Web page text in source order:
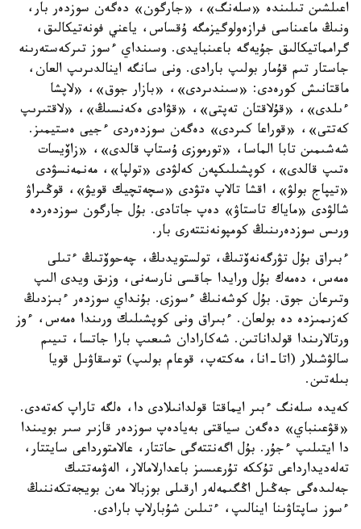
اعىلشىن تىلىندە «سلەنگ»، «جارگون» دەگەن سوزدەر بار،
ونىڭ ماعىناسى فرازەولوگيزمگە ۇقساس، ياعني فونەتيكالىق،
گرامماتيكالىق جۇيەگە باعىنبايدى. وسىنداي ءسوز تىركەستەرىنە
جاستار تىم قۇمار بولىپ بارادى. ونى سانگە اينالدىرىپ العان،
ماقتانىش كورەدى: «سىندىردى»، «بازار جوق»، «لاپشا
ءىلدى»، «قۇلاقتان تەپتى»، «قۋادى ەكەنسىڭ»، «لاقتىرىپ
كەتتى»، «قوراعا كىردى» دەگەن سوزدەردى ءجيى ەستيمىز.
شەشىمىن تابا الماسا، «تورموزى ۇستاپ قالدى»، «زاۆيسات
ەتىپ قالدى»، كوپشىلىكپەن كەلۋدى «تولپا»، مەنمەنسۋدى
«تيپاج بولۋ»، اقشا تالاپ ەتۋدى «سچەتچيك قويۋ»، قوڭىراۋ
شالۋدى «ماياك تاستاۋ» دەپ جاتادى. بۇل جارگون سوزدەردە
ورىس سوزدەرىنىڭ كومپونەنتتەرى بار.
ءبىراق بۇل تۋرگەنەۆتىڭ، تولستويدىڭ، چەحوۆتىڭ ءتىلى
ەمەس، دەمەك بۇل ورايدا جاقسى نارسەنى، وزىق ويدى الىپ
وتىرعان جوق. بۇل كوشەنىڭ ءسوزى. بۇنداي سوزدەر ءبىزدىڭ
كەزىمىزدە دە بولعان. ءبىراق ونى كوپشىلىك ورىندا ەمەس، ءوز
ورتالارىندا قولداناتىن. شەكارادان شىعىپ بارا جاتسا، تىيىم
سالۋشىلار (اتا-انا، مەكتەپ، قوعام بولىپ) توسقاۋىل قويا
بىلەتىن.
كەيدە سلەنگ ءبىر ايماقتا قولدانىلادى دا، ەلگە تاراپ كەتەدى.
«قۋعىنباي» دەگەن سياقتى بەيادەپ سوزدەر قازىر سىر بويىندا
دا ايتىلىپ ءجۇر. بۇل اگەنتتەگى حاتتار، عالامتورداعى سايتتار،
تەلەديدارداعى تۇككە تۇرعىسىز باعدارلامالار، الەۋمەتتىك
جەلىدەگى جەڭىل اڭگىمەلەر ارقىلى بوزبالا مەن بويجەتكەننىڭ
ءسوز ساپتاۋىنا اينالىپ، ءتىلىن شۇبارلاپ بارادى.